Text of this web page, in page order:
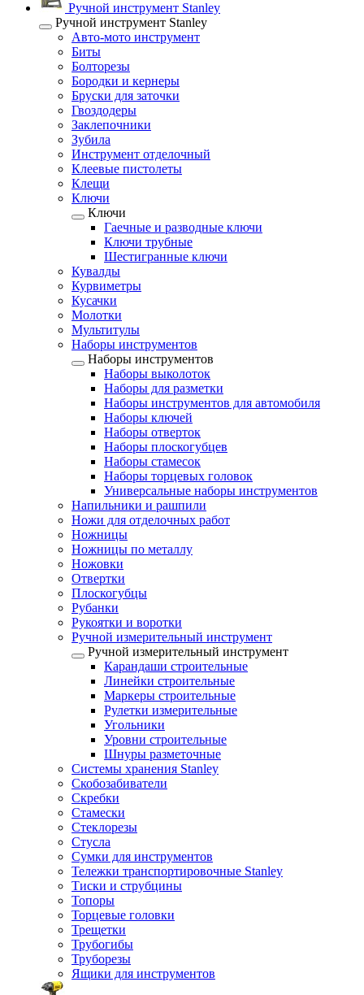
Ручной инструмент Stanley
Ручной инструмент Stanley
Авто-мото инструмент
Биты
Болторезы
Бородки и кернеры
Бруски для заточки
Гвоздодеры
Заклепочники
Зубила
Инструмент отделочный
Клеевые пистолеты
Клещи
Ключи
Ключи
Гаечные и разводные ключи
Ключи трубные
Шестигранные ключи
Кувалды
Курвиметры
Кусачки
Молотки
Мультитулы
Наборы инструментов
Наборы инструментов
Наборы выколоток
Наборы для разметки
Наборы инструментов для автомобиля
Наборы ключей
Наборы отверток
Наборы плоскогубцев
Наборы стамесок
Наборы торцевых головок
Универсальные наборы инструментов
Напильники и рашпили
Ножи для отделочных работ
Ножницы
Ножницы по металлу
Ножовки
Отвертки
Плоскогубцы
Рубанки
Рукоятки и воротки
Ручной измерительный инструмент
Ручной измерительный инструмент
Карандаши строительные
Линейки строительные
Маркеры строительные
Рулетки измерительные
Угольники
Уровни строительные
Шнуры разметочные
Системы хранения Stanley
Скобозабиватели
Скребки
Стамески
Стеклорезы
Стусла
Сумки для инструментов
Тележки транспортировочные Stanley
Тиски и струбцины
Топоры
Торцевые головки
Трещетки
Трубогибы
Труборезы
Ящики для инструментов